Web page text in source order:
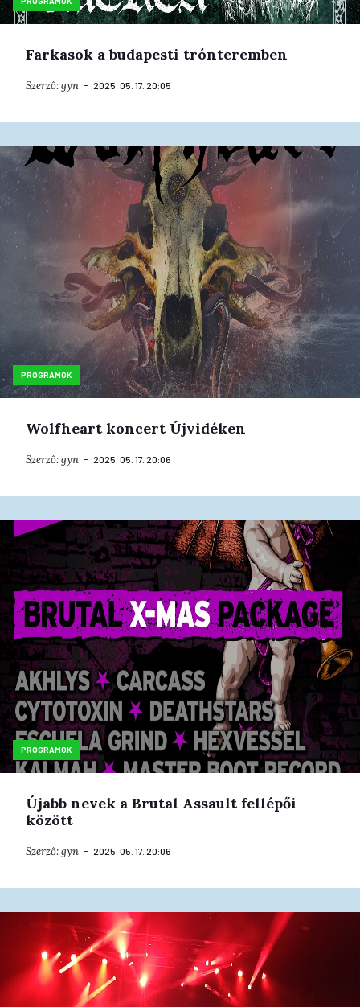
Farkasok a budapesti trónteremben
Szerző:gyn 2025. 05. 17. 20:05
PROGRAMOK
Wolfheart koncert Újvidéken
Szerző:gyn 2025. 05. 17. 20:06
PROGRAMOK
Újabb nevek a Brutal Assault fellépői
között
Szerző:gyn 2025. 05. 17. 20:06